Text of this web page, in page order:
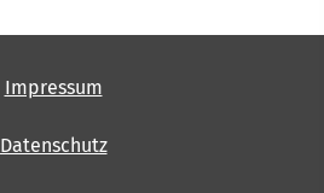
Impressum
Datenschutz